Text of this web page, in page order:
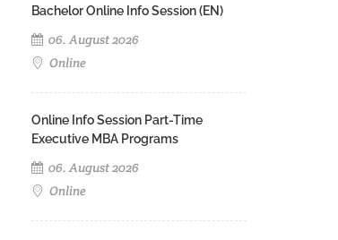
Bachelor Online Info Session (EN)
06. August 2026
Online
Online Info Session Part-Time
Executive MBA Programs
06. August 2026
Online